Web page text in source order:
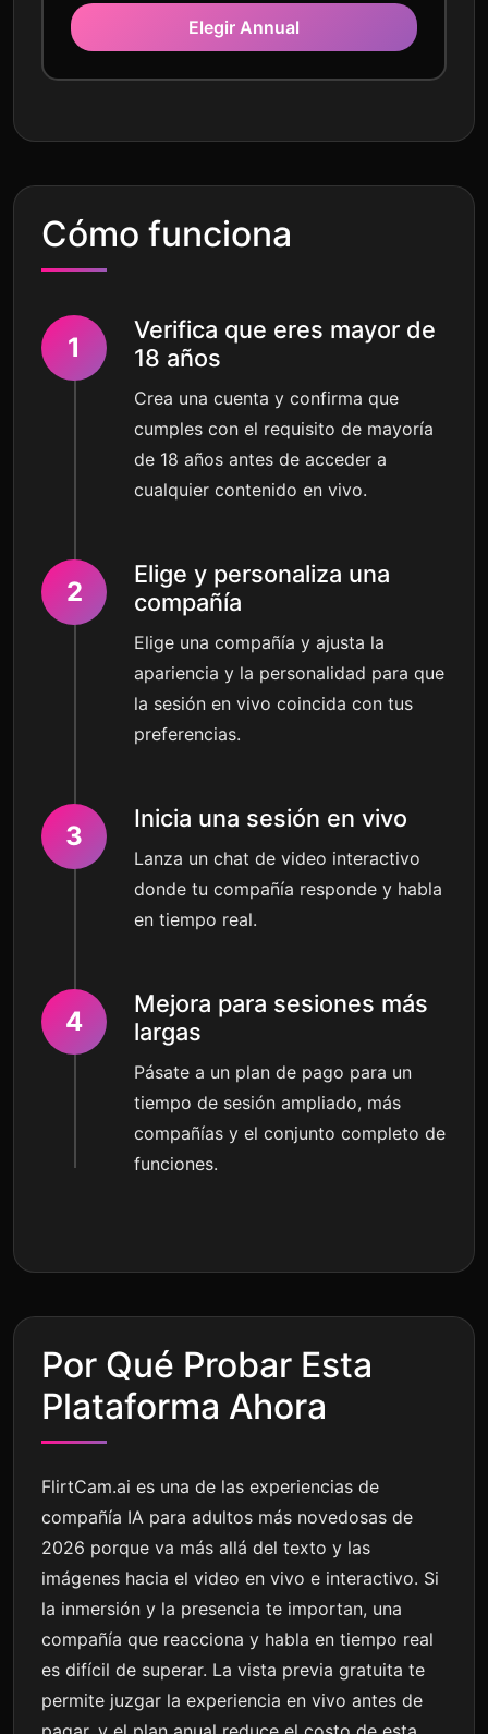
Elegir Annual
Cómo funciona
1
Verifica que eres mayor de
18 años
Crea una cuenta y confirma que
cumples con el requisito de mayoría
de 18 años antes de acceder a
cualquier contenido en vivo.
2
Elige y personaliza una
compañía
Elige una compañía y ajusta la
apariencia y la personalidad para que
la sesión en vivo coincida con tus
preferencias.
3
Inicia una sesión en vivo
Lanza un chat de video interactivo
donde tu compañía responde y habla
en tiempo real.
4
Mejora para sesiones más
largas
Pásate a un plan de pago para un
tiempo de sesión ampliado, más
compañías y el conjunto completo de
funciones.
Por Qué Probar Esta
Plataforma Ahora
FlirtCam.ai es una de las experiencias de
compañía IA para adultos más novedosas de
2026 porque va más allá del texto y las
imágenes hacia el video en vivo e interactivo. Si
la inmersión y la presencia te importan, una
compañía que reacciona y habla en tiempo real
es difícil de superar. La vista previa gratuita te
permite juzgar la experiencia en vivo antes de